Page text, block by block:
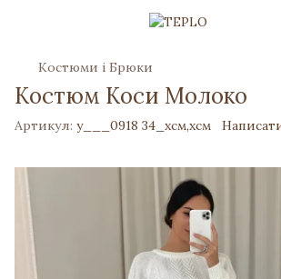
Костюми і Брюки
Костюм Коси Молоко
Артикул: y___0918 34_хсм,хсм